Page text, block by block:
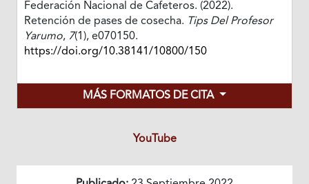
Federación Nacional de Cafeteros. (2022).
Retención de pases de cosecha. Tips Del Profesor
Yarumo, 7(1), e070150.
https://doi.org/10.38141/10800/150
MÁS FORMATOS DE CITA
YouTube